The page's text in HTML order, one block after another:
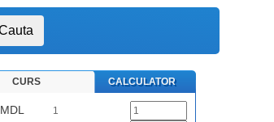
CURS CALCULATOR
MDL 1